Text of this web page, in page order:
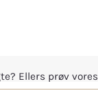
Ellers prøv